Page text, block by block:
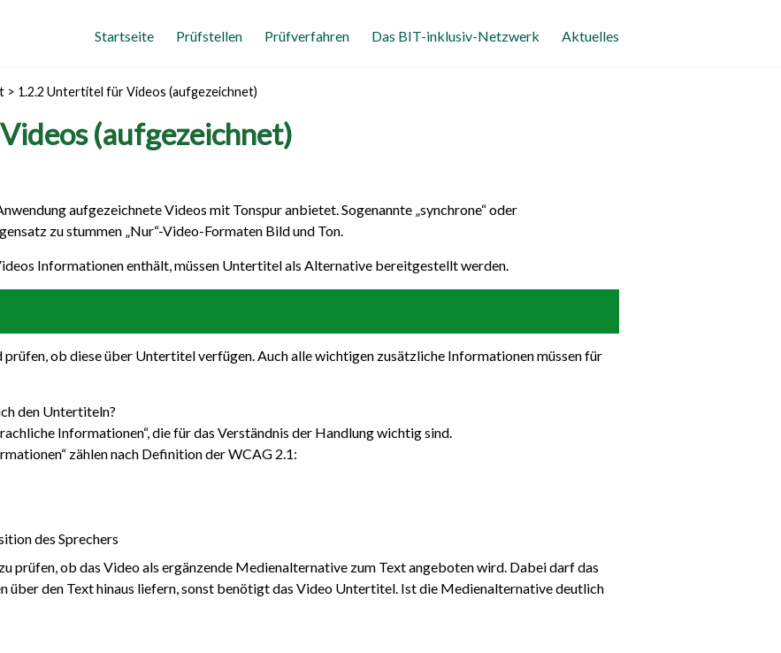
Startseite Prüfstellen Prüfverfahren Das BIT-inklusiv-Netzwerk Aktuelles
> 1.2.2 Untertitel für Videos (aufgezeichnet)
(aufgezeichnet)
aufgezeichnete Videos mit Tonspur anbietet. Sogenannte „synchrone“ oder
zu stummen „Nur“-Video-Formaten Bild und Ton.
Informationen enthält, müssen Untertitel als Alternative bereitgestellt werden.
ob diese über Untertitel verfügen. Auch alle wichtigen zusätzliche Informationen müssen für
den Untertiteln?
Informationen“, die für das Verständnis der Handlung wichtig sind.
zählen nach Definition der WCAG 2.1:
des Sprechers
prüfen, ob das Video als ergänzende Medienalternative zum Text angeboten wird. Dabei darf das
über den Text hinaus liefern, sonst benötigt das Video Untertitel. Ist die Medienalternative deutlich